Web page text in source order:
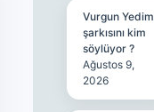
Vurgun Yedim
şarkısını kim
söylüyor ?
Ağustos 9,
2026